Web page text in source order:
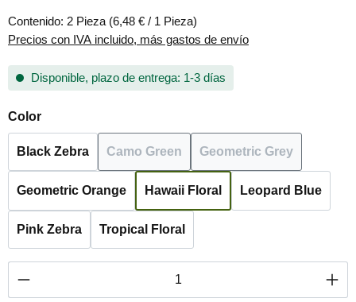
Contenido: 2 Pieza (6,48 € / 1 Pieza)
Precios con IVA incluido, más gastos de envío
Disponible, plazo de entrega: 1-3 días
Seleccione
Color
Black Zebra Camo Green
(Esta opción no está disponible en
Geometric Grey
(Esta opción no
Geometric Orange Hawaii Floral Leopard Blue
Pink Zebra Tropical Floral
Cantidad del producto: introduce la